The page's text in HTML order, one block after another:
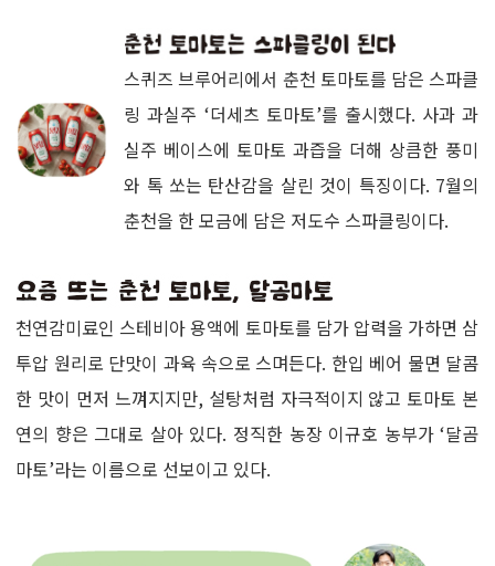
스퀴즈 브루어리에서 춘천 토마토를 담은 스파클
링 과실주 ‘더세츠 토마토’를 출시했다. 사과 과
실주 베이스에 토마토 과즙을 더해 상큼한 풍미
와 톡 쏘는 탄산감을 살린 것이 특징이다. 7월의
춘천을 한 모금에 담은 저도수 스파클링이다.
천연감미료인 스테비아 용액에 토마토를 담가 압력을 가하면 삼
투압 원리로 단맛이 과육 속으로 스며든다. 한입 베어 물면 달콤
한 맛이 먼저 느껴지지만, 설탕처럼 자극적이지 않고 토마토 본
연의 향은 그대로 살아 있다. 정직한 농장 이규호 농부가 ‘달곰
마토’라는 이름으로 선보이고 있다.